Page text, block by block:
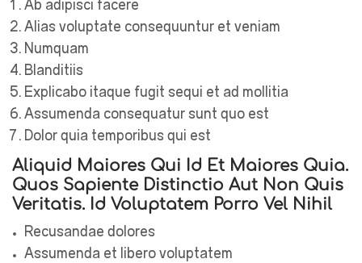
Ab adipisci facere
Alias voluptate consequuntur et veniam
Numquam
Blanditiis
Explicabo itaque fugit sequi et ad mollitia
Assumenda consequatur sunt quo est
Dolor quia temporibus qui est
Aliquid Maiores Qui Id Et Maiores Quia.
Quos Sapiente Distinctio Aut Non Quis
Veritatis. Id Voluptatem Porro Vel Nihil
Recusandae dolores
Assumenda et libero voluptatem